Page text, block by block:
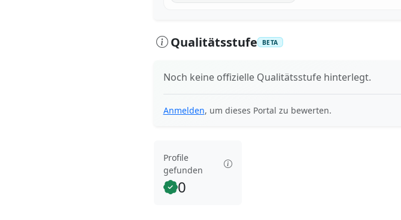
Qualitätsstufe BETA
Noch keine offizielle Qualitätsstufe hinterlegt.
Anmelden, um dieses Portal zu bewerten.
Profile
gefunden
0